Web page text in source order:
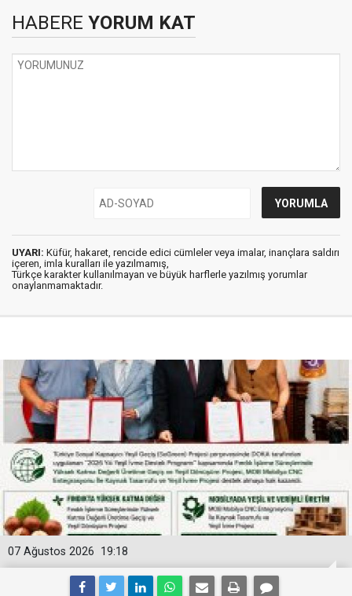
HABERE YORUM KAT
UYARI: Küfür, hakaret, rencide edici cümleler veya imalar, inançlara saldırı
içeren, imla kuralları ile yazılmamış,
Türkçe karakter kullanılmayan ve büyük harflerle yazılmış yorumlar
onaylanmamaktadır.
19:18
07 Ağustos 2026